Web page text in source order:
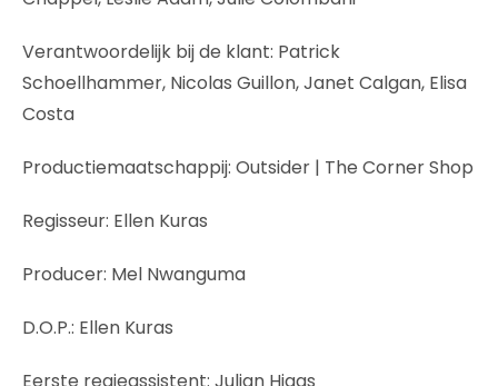
Verantwoordelijk bij de klant: Patrick
Schoellhammer, Nicolas Guillon, Janet Calgan, Elisa
Costa
Productiemaatschappij: Outsider | The Corner Shop
Regisseur: Ellen Kuras
Producer: Mel Nwanguma
D.O.P.: Ellen Kuras
Eerste regieassistent: Julian Higgs